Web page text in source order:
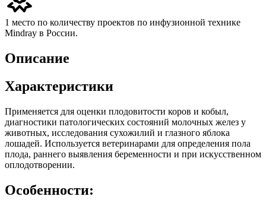
1 место по количеству проектов по инфузионной технике
Mindray в России.
Описание
Характеристики
Применяется для оценки плодовитости коров и кобыл,
диагностики патологических состояний молочных желез у
животных, исследования сухожилий и глазного яблока
лошадей. Используется ветеринарами для определения пола
плода, раннего выявления беременности и при искусственном
оплодотворении.
Особенности: